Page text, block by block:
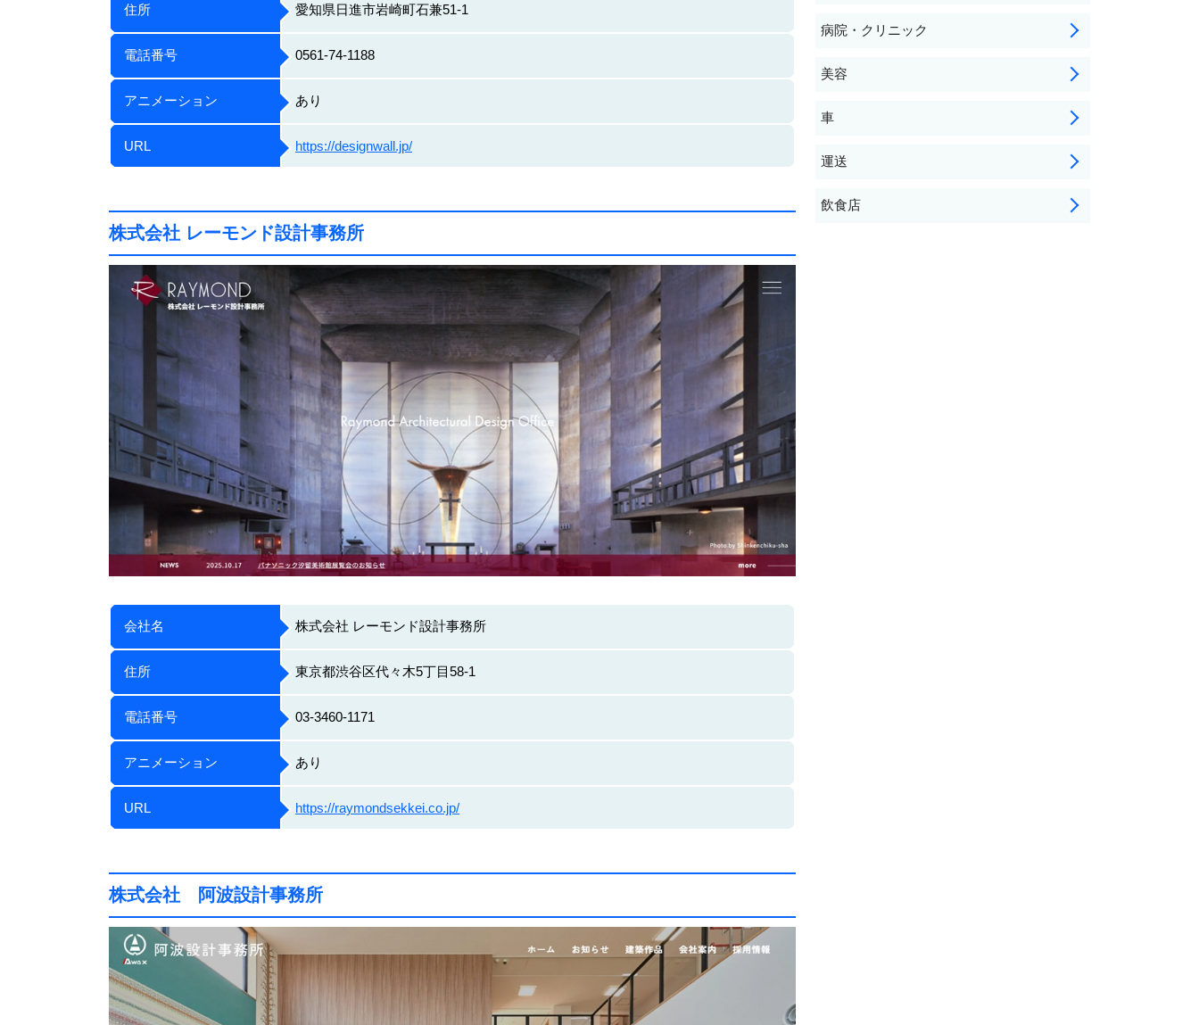
住所 愛知県日進市岩崎町石兼51-1
電話番号 0561-74-1188
アニメーション あり
URL https://designwall.jp/
株式会社 レーモンド設計事務所
会社名 株式会社 レーモンド設計事務所
住所 東京都渋谷区代々木5丁目58-1
電話番号 03-3460-1171
アニメーション あり
URL https://raymondsekkei.co.jp/
株式会社 阿波設計事務所
病院・クリニック
美容
車
運送
飲食店